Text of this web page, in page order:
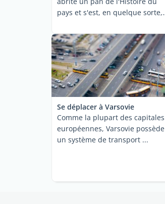
pays et s'est, en quelque sorte,
Se déplacer à Varsovie
Comme la plupart des capitales
européennes, Varsovie possède
un système de transport ...